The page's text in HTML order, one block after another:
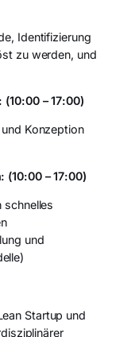
Identifizierung
zu werden, und
– 17:00)
Konzeption
(10:00 – 17:00)
schnelles
und
Startup und